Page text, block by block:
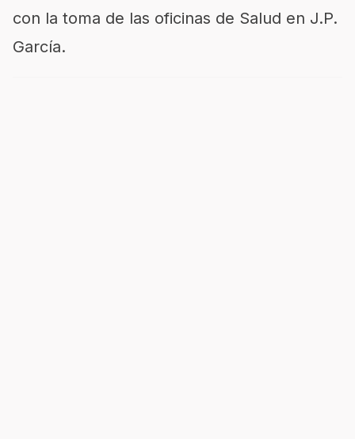
con la toma de las oficinas de Salud en J.P.
García.